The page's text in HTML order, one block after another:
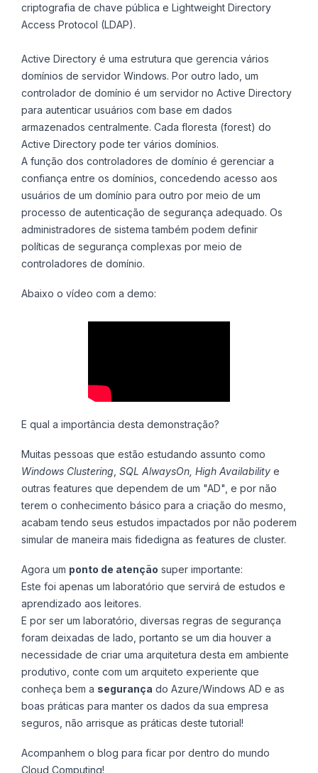
criptografia de chave pública e Lightweight Directory
Access Protocol (LDAP).
Active Directory é uma estrutura que gerencia vários
domínios de servidor Windows. Por outro lado, um
controlador de domínio é um servidor no Active Directory
para autenticar usuários com base em dados
armazenados centralmente. Cada floresta (forest) do
Active Directory pode ter vários domínios.
A função dos controladores de domínio é gerenciar a
confiança entre os domínios, concedendo acesso aos
usuários de um domínio para outro por meio de um
processo de autenticação de segurança adequado. Os
administradores de sistema também podem definir
políticas de segurança complexas por meio de
controladores de domínio.
Abaixo o vídeo com a demo:
E qual a importância desta demonstração?
Muitas pessoas que estão estudando assunto como
Windows Clustering SQL AlwaysOn, High Availability e
outras features que dependem de um "AD", e por não
terem o conhecimento básico para a criação do mesmo,
acabam tendo seus estudos impactados por não poderem
simular de maneira mais fidedigna as features de cluster.
Agora um ponto de atenção super importante:
Este foi apenas um laboratório que servirá de estudos e
aprendizado aos leitores.
E por ser um laboratório, diversas regras de segurança
foram deixadas de lado, portanto se um dia houver a
necessidade de criar uma arquitetura desta em ambiente
produtivo, conte com um arquiteto experiente que
conheça bem a segurança do Azure/Windows AD e as
boas práticas para manter os dados da sua empresa
seguros, não arrisque as práticas deste tutorial!
Acompanhem o blog para ficar por dentro do mundo
Cloud Computing!